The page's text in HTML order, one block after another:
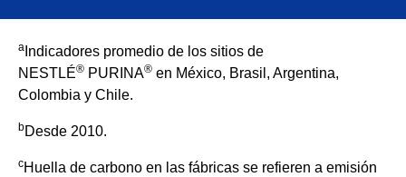
a Indicadores promedio de los sitios de
NESTLÉ® PURINA® en México, Brasil, Argentina,
Colombia y Chile.
bDesde 2010.
cHuella de carbono en las fábricas se refieren a emisión